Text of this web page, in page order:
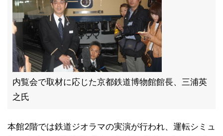
内覧会で取材に応じた京都鉄道博物館館長、三浦英
之氏
本館2階では鉄道ジオラマの実演が行われ、運転シミュ